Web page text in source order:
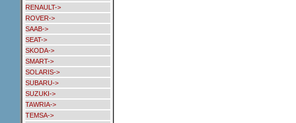
RENAULT->
ROVER->
SAAB->
SEAT->
SKODA->
SMART->
SOLARIS->
SUBARU->
SUZUKI->
TAWRIA->
TEMSA->